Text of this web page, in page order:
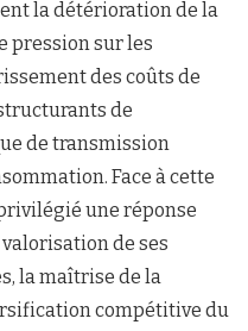
la détérioration de la
pression sur les
des coûts de
de
de transmission
Face à cette
une réponse
de ses
la maîtrise de la
compétitive du